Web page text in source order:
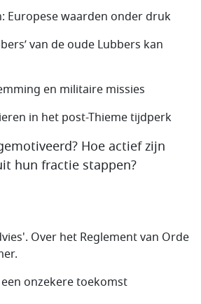
Europese waarden onder druk
van de oude Lubbers kan
en militaire missies
in het post-Thieme tijdperk
Hoe actief zijn
hun fractie stappen?
Over het Reglement van Orde
onzekere toekomst